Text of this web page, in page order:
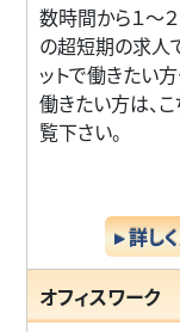
数時間から１～
の超短期の求人
ットで働きたい
働きたい方は、
覧下さい。
▸ 詳し
オフィスワーク